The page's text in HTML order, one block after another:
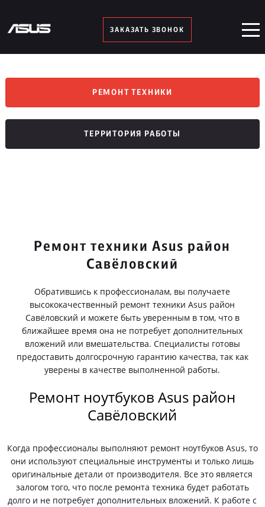
ЗАКАЗАТЬ ЗВОНОК
РЕМОНТ ТЕХНИКИ
ТЕРРИТОРИЯ РАБОТЫ
Ремонт техники Asus район
Савёловский
Обратившись к профессионалам, вы получаете
высококачественный ремонт техники Asus район
Савёловский и можете быть уверенным в том, что в
ближайшее время она не потребует дополнительных
вложений или вмешательства. Специалисты готовы
предоставить долгосрочную гарантию качества, так как
уверены в качестве выполненной работы.
Ремонт ноутбуков Asus район
Савёловский
Когда профессионалы выполняют ремонт ноутбуков Asus, то
они используют специальные инструменты и только лишь
оригинальные детали от производителя. Все это является
залогом того, что после ремонта техника будет работать
долго и не потребует дополнительных вложений. К работе с